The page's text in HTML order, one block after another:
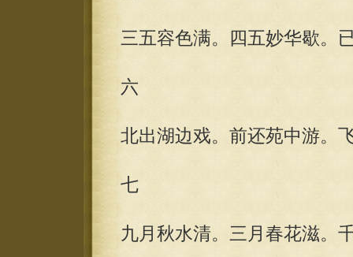
三五容色满。四五妙华歇。
六
北出湖边戏。前还苑中游。
七
九月秋水清。三月春花滋。